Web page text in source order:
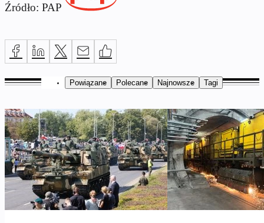
Źródło: PAP
Powiązane Polecane Najnowsze Tagi